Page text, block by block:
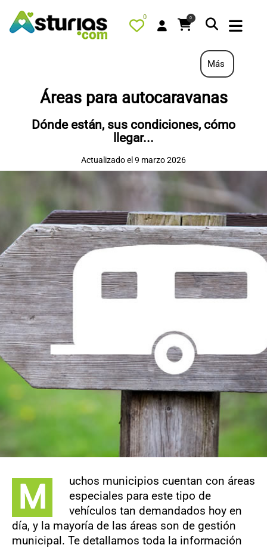
0 0
PORTADA
QUÉ HACER
RESTAURANTES
TURISMO ACTIVO
TIENDA
AGENDA
OFERTAS
CONTACTO
Más
Áreas para autocaravanas
Dónde están, sus condiciones, cómo
llegar...
Actualizado el 9 marzo 2026
M
uchos municipios cuentan con áreas
especiales para este tipo de
vehículos tan demandados hoy en
día, y la mayoría de las áreas son de gestión
municipal. Te detallamos toda la información